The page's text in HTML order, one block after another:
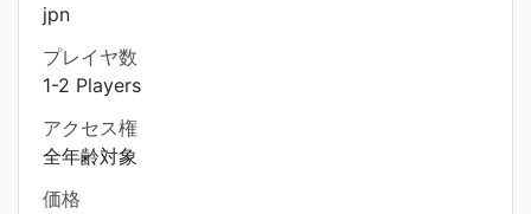
jpn
プレイヤ数
1-2 Players
アクセス権
全年齢対象
価格